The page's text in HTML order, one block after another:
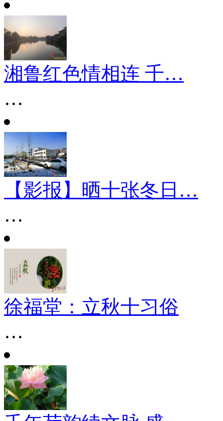
湘鲁红色情相连 千…
…
【影报】晒十张冬日…
…
徐福堂：立秋十习俗
…